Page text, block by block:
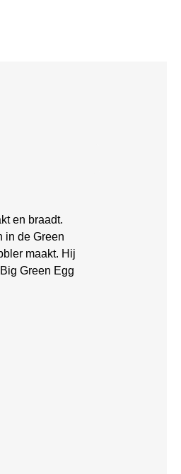
en braadt.
in de Green
maakt. Hij
Green Egg